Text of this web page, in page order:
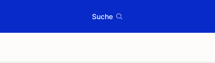
Suche